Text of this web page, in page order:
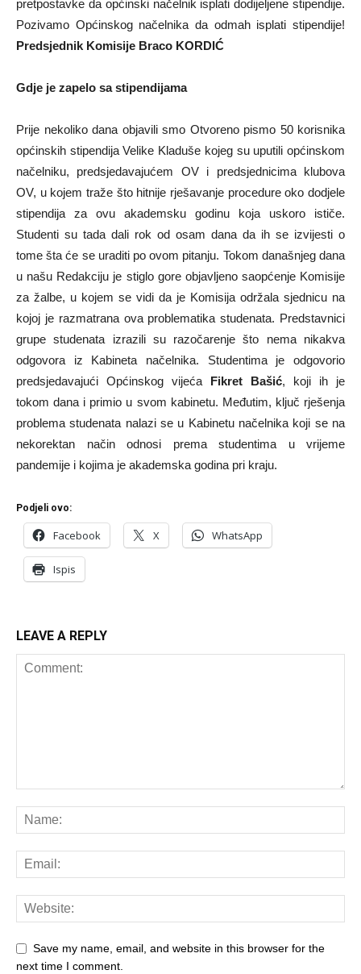
pretpostavke da općinski načelnik isplati dodijeljene stipendije.
Pozivamo Općinskog načelnika da odmah isplati stipendije!
Predsjednik Komisije Braco KORDIĆ
Gdje je zapelo sa stipendijama
Prije nekoliko dana objavili smo Otvoreno pismo 50 korisnika
općinskih stipendija Velike Kladuše kojeg su uputili općinskom
načelniku, predsjedavajućem OV i predsjednicima klubova
OV, u kojem traže što hitnije rješavanje procedure oko dodjele
stipendija za ovu akademsku godinu koja uskoro ističe.
Studenti su tada dali rok od osam dana da ih se izvijesti o
tome šta će se uraditi po ovom pitanju. Tokom današnjeg dana
u našu Redakciju je stiglo gore objavljeno saopćenje Komisije
za žalbe, u kojem se vidi da je Komisija održala sjednicu na
kojoj je razmatrana ova problematika studenata. Predstavnici
grupe studenata izrazili su razočarenje što nema nikakva
odgovora iz Kabineta načelnika. Studentima je odgovorio
predsjedavajući Općinskog vijeća
Fikret Bašić, koji ih je
tokom dana i primio u svom kabinetu. Međutim, ključ rješenja
problema studenata nalazi se u Kabinetu načelnika koji se na
nekorektan način odnosi prema studentima u vrijeme
pandemije i kojima je akademska godina pri kraju.
Podjeli ovo:
Facebook X WhatsApp
Ispis
LEAVE A REPLY
Save my name, email, and website in this browser for the
next time I comment.